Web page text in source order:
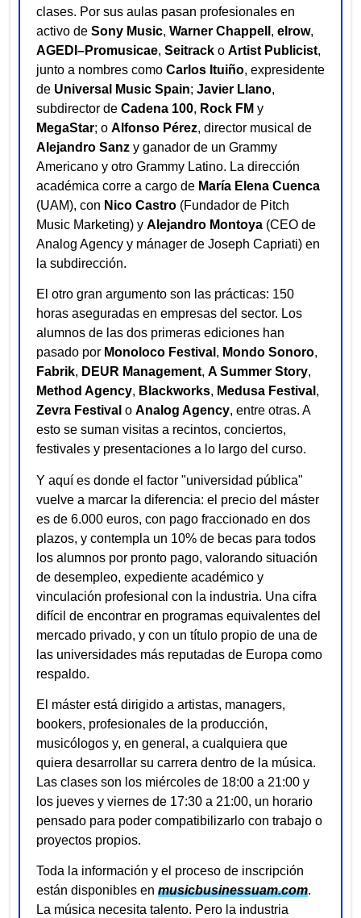
clases. Por sus aulas pasan profesionales en
activo de Sony Music, Warner Chappell , elrow,
AGEDI–Promusicae, Seitrack o Artist Publicist,
junto a nombres como Carlos Ituiño, expresidente
de Universal Music Spain; Javier Llano,
subdirector de Cadena 100, Rock FM y
MegaStar; o Alfonso Pérez, director musical de
Alejandro Sanz y ganador de un Grammy
Americano y otro Grammy Latino. La dirección
académica corre a cargo de María Elena Cuenca
(UAM), con Nico Castro (Fundador de Pitch
Music Marketing) y Alejandro Montoya (CEO de
Analog Agency y mánager de Joseph Capriati) en
la subdirección.
El otro gran argumento son las prácticas: 150
horas aseguradas en empresas del sector. Los
alumnos de las dos primeras ediciones han
pasado por Monoloco Festival , Mondo Sonoro,
Fabrik, DEUR Management, A Summer Story,
Method Agency, Blackworks, Medusa Festival ,
Zevra Festival o Analog Agency, entre otras. A
esto se suman visitas a recintos, conciertos,
festivales y presentaciones a lo largo del curso.
Y aquí es donde el factor "universidad pública"
vuelve a marcar la diferencia: el precio del máster
es de 6.000 euros, con pago fraccionado en dos
plazos, y contempla un 10% de becas para todos
los alumnos por pronto pago, valorando situación
de desempleo, expediente académico y
vinculación profesional con la industria. Una cifra
difícil de encontrar en programas equivalentes del
mercado privado, y con un título propio de una de
las universidades más reputadas de Europa como
respaldo.
El máster está dirigido a artistas, managers,
bookers, profesionales de la producción,
musicólogos y, en general, a cualquiera que
quiera desarrollar su carrera dentro de la música.
Las clases son los miércoles de 18:00 a 21:00 y
los jueves y viernes de 17:30 a 21:00, un horario
pensado para poder compatibilizarlo con trabajo o
proyectos propios.
Toda la información y el proceso de inscripción
están disponibles en musicbusinessuam.com.
La música necesita talento. Pero la industria